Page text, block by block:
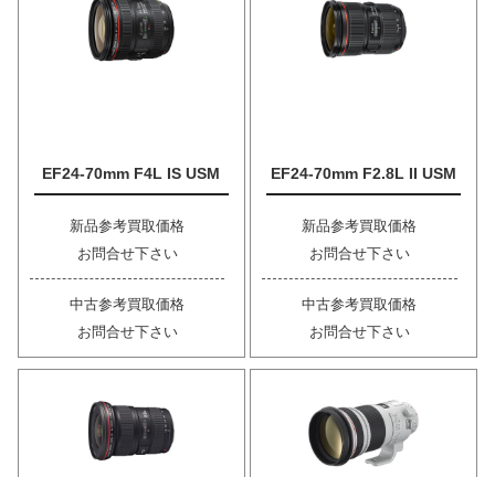
EF24-70mm F4L IS USM
新品参考買取価格
お問合せ下さい
中古参考買取価格
お問合せ下さい
EF24-70mm F2.8L II USM
新品参考買取価格
お問合せ下さい
中古参考買取価格
お問合せ下さい